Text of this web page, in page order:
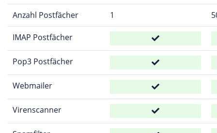
Anzahl Postfächer 1
IMAP Postfächer
Pop3 Postfächer
Webmailer
Virenscanner